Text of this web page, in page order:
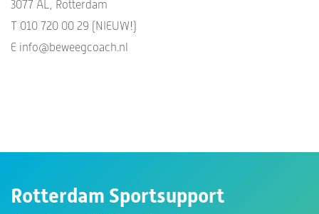
3077 AL, Rotterdam
T 010 720 00 29 (NIEUW!)
E info@beweegcoach.nl
Rotterdam Sportsupport